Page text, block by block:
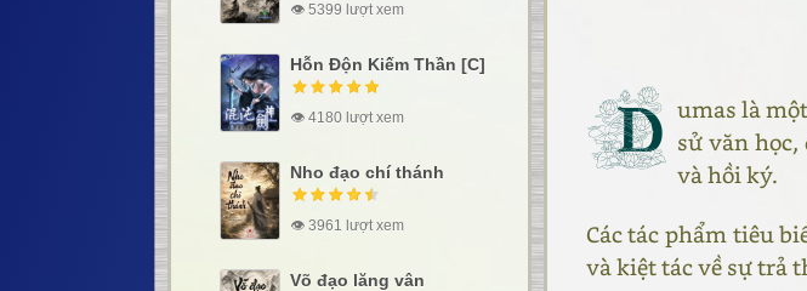
D umas là
sử văn
và hồi ký.
Các tác phẩm tiêu
và kiệt tác về sự trả
👁 5399 lượt xem
Hỗn Độn Kiếm Thần [C]
👁 4180 lượt xem
Nho đạo chí thánh
👁 3961 lượt xem
Võ đạo lăng vân